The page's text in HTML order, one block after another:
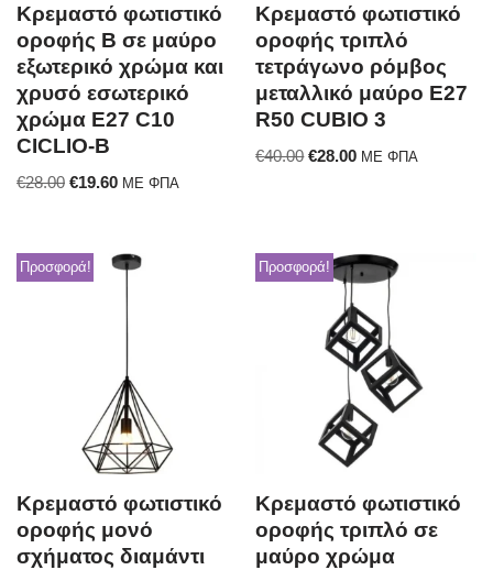
Κρεμαστό φωτιστικό
οροφής B σε μαύρο
εξωτερικό χρώμα και
χρυσό εσωτερικό
χρώμα E27 C10
CICLIO-B
€28.00 €19.60 ΜΕ ΦΠΑ
Κρεμαστό φωτιστικό
οροφής τριπλό
τετράγωνο ρόμβος
μεταλλικό μαύρο E27
R50 CUBIO 3
€40.00 €28.00 ΜΕ ΦΠΑ
Προσφορά!
Κρεμαστό φωτιστικό
οροφής μονό
σχήματος διαμάντι
Προσφορά!
Κρεμαστό φωτιστικό
οροφής τριπλό σε
μαύρο χρώμα